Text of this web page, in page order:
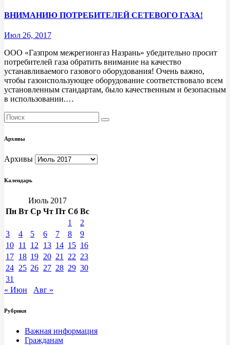
ВНИМАНИЮ ПОТРЕБИТЕЛЕЙ СЕТЕВОГО ГАЗА!
Июл 26, 2017
ООО «Газпром межрегионгаз Назрань» убедительно просит
потребителей газа обратить внимание на качество
устанавливаемого газового оборудования! Очень важно,
чтобы газоиспользующее оборудование соответствовало всем
установленным стандартам, было качественным и безопасным
в использовании.…
Архивы
Архивы
Календарь
Июль 2017
Пн Вт Ср Чт Пт Сб Вс
1
2
3
4 5 6 7 8
9
10 11 12 13 14 15 16
17 18 19 20 21 22 23
24 25 26 27 28 29 30
31
« Июн
Авг »
Рубрики
Важная информация
Гражданам